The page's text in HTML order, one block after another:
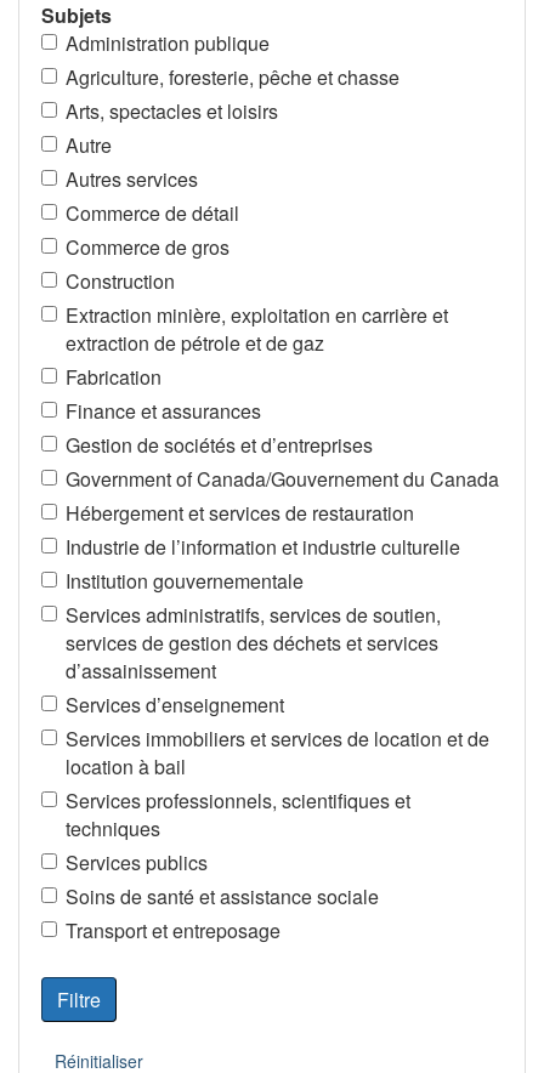
Subjets
Administration publique
Agriculture, foresterie, pêche et chasse
Arts, spectacles et loisirs
Autre
Autres services
Commerce de détail
Commerce de gros
Construction
Extraction minière, exploitation en carrière et
extraction de pétrole et de gaz
Fabrication
Finance et assurances
Gestion de sociétés et d’entreprises
Government of Canada/Gouvernement du Canada
Hébergement et services de restauration
Industrie de l’information et industrie culturelle
Institution gouvernementale
Services administratifs, services de soutien,
services de gestion des déchets et services
d’assainissement
Services d’enseignement
Services immobiliers et services de location et de
location à bail
Services professionnels, scientifiques et
techniques
Services publics
Soins de santé et assistance sociale
Transport et entreposage